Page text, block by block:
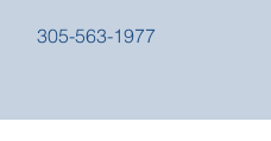
305-563-1977